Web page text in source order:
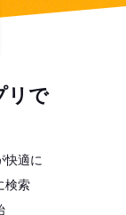
リで
快適に
検索